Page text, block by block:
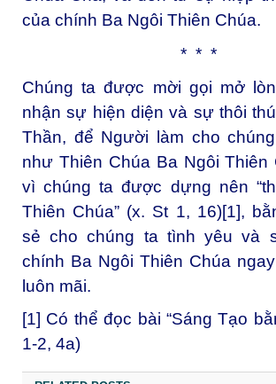
của chính Ba Ngôi Thiên Chúa.
* * *
Chúng ta được mời gọi mở
nhận sự hiện diện và sự thôi
Thần, để Người làm cho
như Thiên Chúa Ba Ngôi Thiên
vì chúng ta được dựng nên
Thiên Chúa” (x. St 1, 16)[1],
sẻ cho chúng ta tình yêu và
chính Ba Ngôi Thiên Chúa
luôn mãi.
[1] Có thể đọc bài “Sáng Tạo
1-2, 4a)